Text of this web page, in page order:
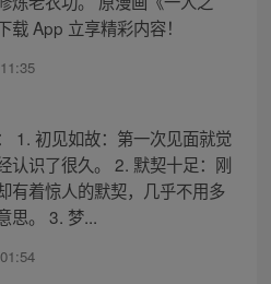
App 立享精彩内容！
1. 初见如故：第一次见面就觉
认识了很久。 2. 默契十足：刚
有着惊人的默契，几乎不用多
思。 3. 梦...